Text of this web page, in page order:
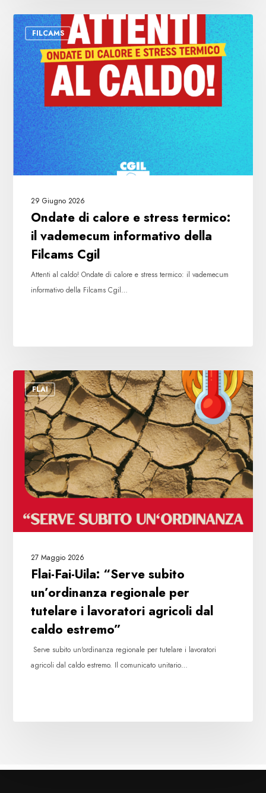
FILCAMS
Ondate
di
calore
e
stress
termico:
il
vademecum
informativo
della
Filcams
29 Giugno 2026
Ondate di calore e stress termico:
il vademecum informativo della
Filcams Cgil
Attenti al caldo! Ondate di calore e stress termico: il vademecum
informativo della Filcams Cgil…
FLAI
Flai-
Fai-
Uila:
“Serve
subito
un’ordinanza
regionale
per
tutelare
lavoratori
caldo
estremo”
27 Maggio 2026
Flai-Fai-Uila: “Serve subito
un’ordinanza regionale per
tutelare i lavoratori agricoli dal
caldo estremo”
Serve subito un'ordinanza regionale per tutelare i lavoratori
agricoli dal caldo estremo. Il comunicato unitario…